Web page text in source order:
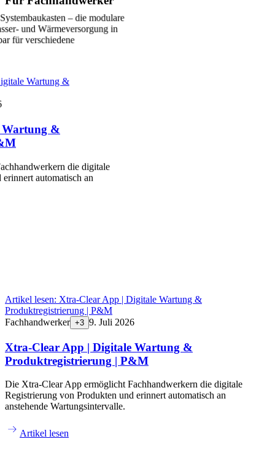
– die modulare
und Wärmeversorgung in
für verschiedene
Wartung &
Wartung &
die digitale
automatisch an
Artikel lesen: Xtra-Clear App | Digitale Wartung &
Produktregistrierung | P&M
Fachhandwerker +3 9. Juli 2026
Xtra-Clear App | Digitale Wartung &
Produktregistrierung | P&M
Die Xtra-Clear App ermöglicht Fachhandwerkern die digitale
Registrierung von Produkten und erinnert automatisch an
anstehende Wartungsintervalle.
Artikel lesen